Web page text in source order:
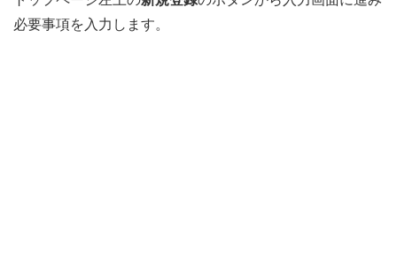
必要事項を入力します。